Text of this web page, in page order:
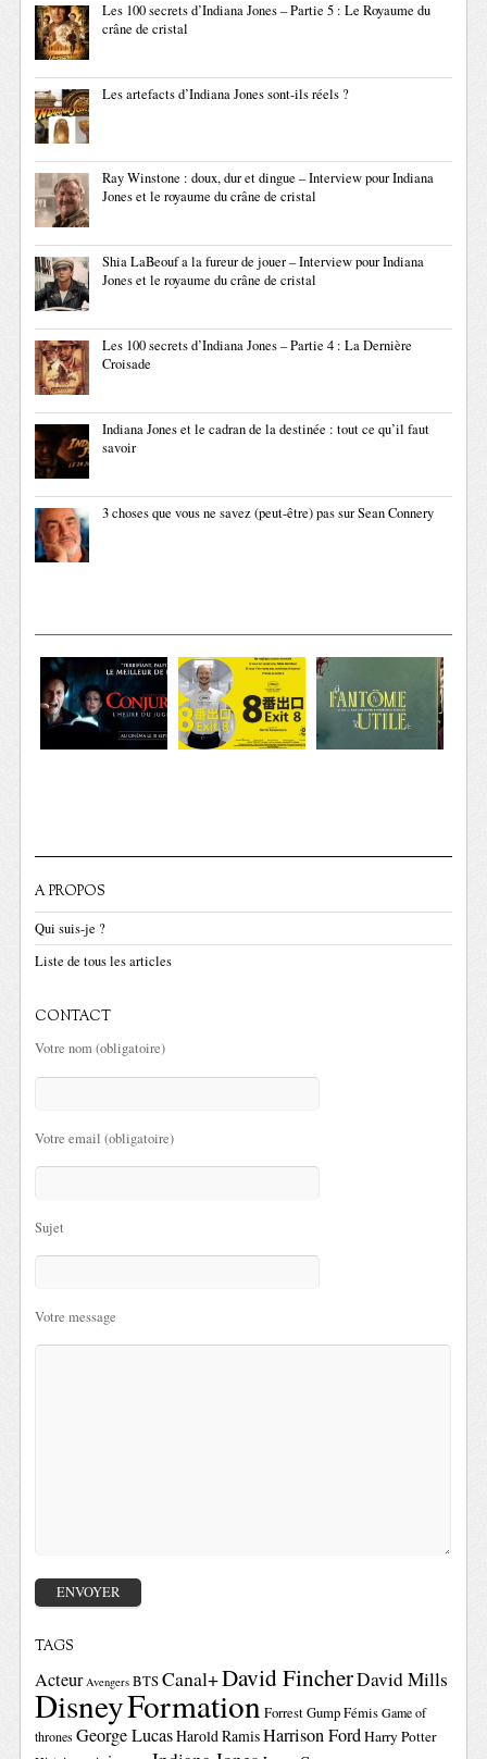
Les 100 secrets d’Indiana Jones – Partie 5 : Le Royaume du
crâne de cristal
Les artefacts d’Indiana Jones sont-ils réels ?
Ray Winstone : doux, dur et dingue – Interview pour Indiana
Jones et le royaume du crâne de cristal
Shia LaBeouf a la fureur de jouer – Interview pour Indiana
Jones et le royaume du crâne de cristal
Les 100 secrets d’Indiana Jones – Partie 4 : La Dernière
Croisade
Indiana Jones et le cadran de la destinée : tout ce qu’il faut
savoir
3 choses que vous ne savez (peut-être) pas sur Sean Connery
A PROPOS
Qui suis-je ?
Liste de tous les articles
CONTACT
Votre nom (obligatoire)
Votre email (obligatoire)
Sujet
Votre message
TAGS
Acteur Avengers BTSCanal+David FincherDavid Mills
DisneyFormationForrest GumpFémis Game of
thrones George LucasHarold RamisHarrison FordHarry Potter